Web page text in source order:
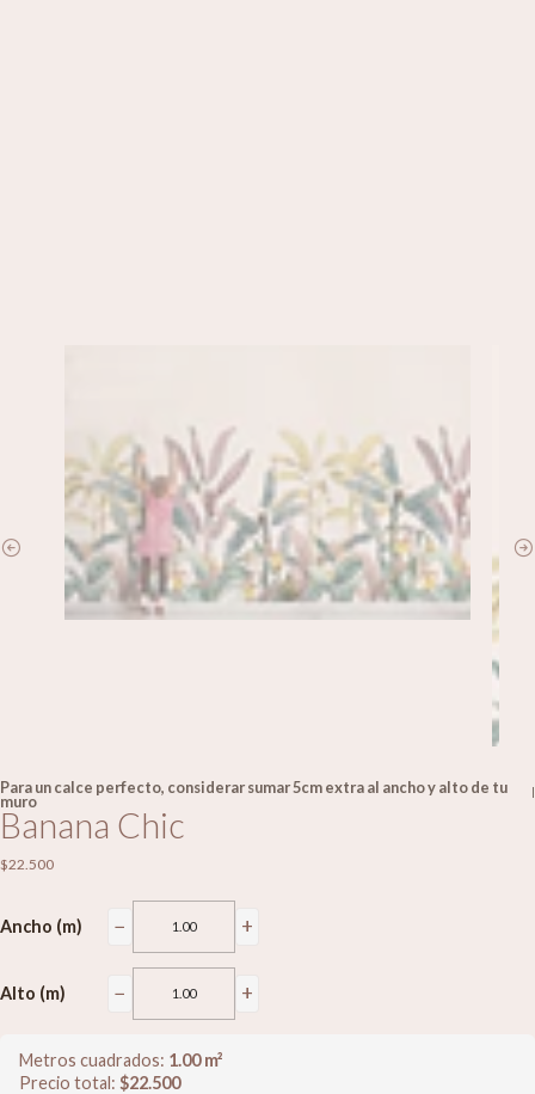
Para un calce perfecto, considerar sumar 5cm extra al ancho y alto de tu
muro
|
Banana Chic
$22.500
Ancho (m) − +
Alto (m) − +
Metros cuadrados: 1.00m²
Precio total: $22.500